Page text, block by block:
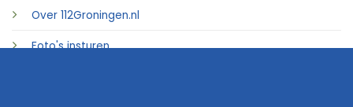
Over 112Groningen.nl
Foto's insturen